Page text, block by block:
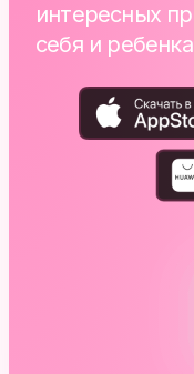
интересных
себя и ребенка